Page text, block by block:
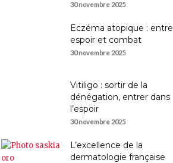
30 novembre 2025
Eczéma atopique : entre
espoir et combat
30 novembre 2025
Vitiligo : sortir de la
dénégation, entrer dans
l’espoir
30 novembre 2025
L’excellence de la
dermatologie française